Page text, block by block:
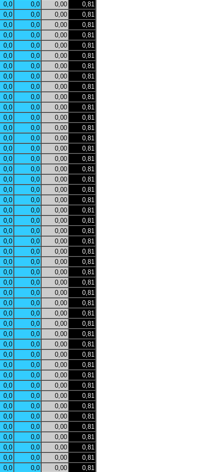
0,0 0,0 0,00
0,81
0,0 0,0 0,00
0,81
0,0 0,0 0,00
0,81
0,0 0,0 0,00
0,81
0,0 0,0 0,00
0,81
0,0 0,0 0,00
0,81
0,0 0,0 0,00
0,81
0,0 0,0 0,00
0,81
0,0 0,0 0,00
0,81
0,0 0,0 0,00
0,81
0,0 0,0 0,00
0,81
0,0 0,0 0,00
0,81
0,0 0,0 0,00
0,81
0,0 0,0 0,00
0,81
0,0 0,0 0,00
0,81
0,0 0,0 0,00
0,81
0,0 0,0 0,00
0,81
0,0 0,0 0,00
0,81
0,0 0,0 0,00
0,81
0,0 0,0 0,00
0,81
0,0 0,0 0,00
0,81
0,0 0,0 0,00
0,81
0,0 0,0 0,00
0,81
0,0 0,0 0,00
0,81
0,0 0,0 0,00
0,81
0,0 0,0 0,00
0,81
0,0 0,0 0,00
0,81
0,0 0,0 0,00
0,81
0,0 0,0 0,00
0,81
0,0 0,0 0,00
0,81
0,0 0,0 0,00
0,81
0,0 0,0 0,00
0,81
0,0 0,0 0,00
0,81
0,0 0,0 0,00
0,81
0,0 0,0 0,00
0,81
0,0 0,0 0,00
0,81
0,0 0,0 0,00
0,81
0,0 0,0 0,00
0,81
0,0 0,0 0,00
0,81
0,0 0,0 0,00
0,81
0,0 0,0 0,00
0,81
0,0 0,0 0,00
0,81
0,0 0,0 0,00
0,81
0,0 0,0 0,00
0,81
0,0 0,0 0,00
0,81
0,0 0,0 0,00
0,81